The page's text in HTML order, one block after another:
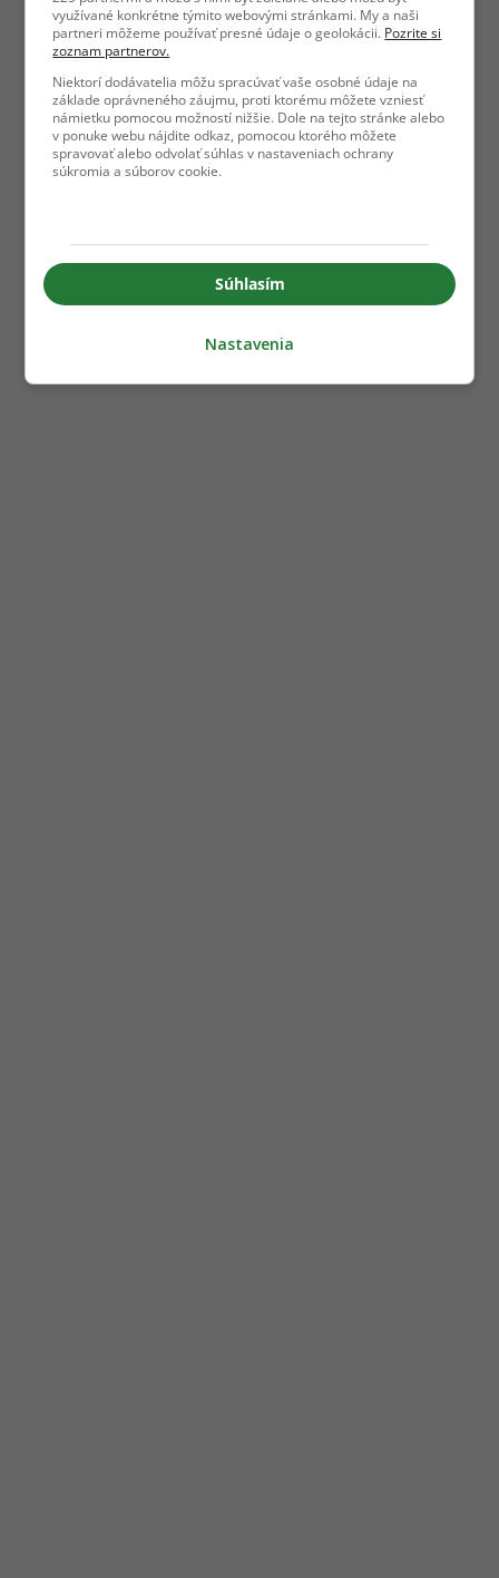
využívané konkrétne týmito webovými stránkami. My a naši
partneri môžeme používať presné údaje o geolokácii. Pozrite si
zoznam partnerov.
Niektorí dodávatelia môžu spracúvať vaše osobné údaje na
základe oprávneného záujmu, proti ktorému môžete vzniesť
námietku pomocou možností nižšie. Dole na tejto stránke alebo
v ponuke webu nájdite odkaz, pomocou ktorého môžete
spravovať alebo odvolať súhlas v nastaveniach ochrany
súkromia a súborov cookie.
Súhlasím
Nastavenia